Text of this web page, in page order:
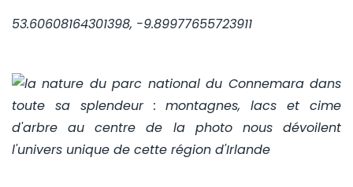
53.60608164301398, -9.89977655723911